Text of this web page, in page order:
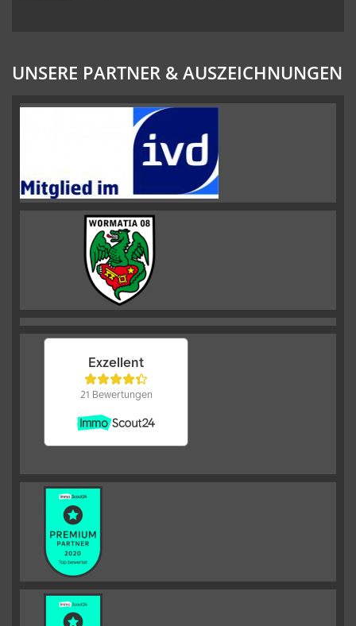
UNSERE PARTNER & AUSZEICHNUNGEN